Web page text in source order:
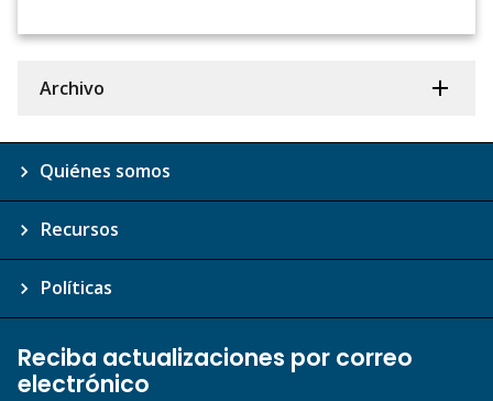
Archivo
Quiénes somos
Recursos
Políticas
Reciba actualizaciones por correo
electrónico